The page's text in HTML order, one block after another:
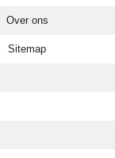
Over ons
Sitemap